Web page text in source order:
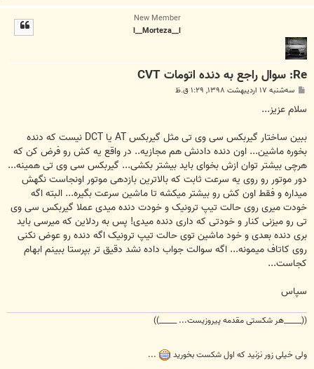
New Member
l__Morteza__l
Re: سوال راجع به دنده اتومات CVT
ت
سه‌شنبه ۱۷ اردیبهشت ۱۳۹۸, ۱:۲۹ ق.ظ
سلام عزیز...
ببین ساختار گیربکس سی وی تی مثل گیربکس AT یا DCT نیست که دنده
بخوره ماشین... اون دنده دادنش هم مجازیه.. در واقع یه کش رو فرض کن که
هرچی بیشتر توان ازش بخوای باید بیشتر بکشی... گیربکس سی وی تی همینه...
دور موتور رو روی یه سرعت ثابت که بالاترین بازدهی موتور اونجاست نگهش
میداره و فقط اون کش رو بیشتر میکشه تا ماشین سرعت بگیره... البته اگه
خودت میری روی حالت تیپ ترونیک و خودت دنده میدی عملا گیربکس سی وی
تی رو میزنی کنار و خودتی که داری دنده میدی! پس به ردلاین که میرسی باید
بری دنده بعدی و خود ماشین توی حالت تیپ ترونیک اگه دنده رو عوض نکنی
روی کاتاف میمونه... اگه سوالت جواب داده نشد دقیق تر بپرستا ببینم ابهام
کجاست...
سپاس
((_____هر شکستی مقدمه پیروزیست... _____))
ولی خیلی زور نزنید که اول شکست بخورید
...